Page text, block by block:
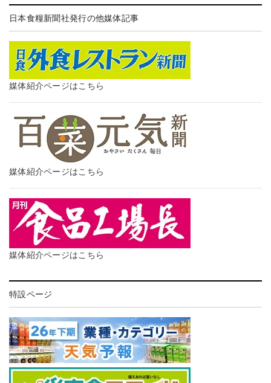
日本食糧新聞社発行の他媒体記事
媒体紹介ページはこちら
媒体紹介ページはこちら
媒体紹介ページはこちら
特設ページ